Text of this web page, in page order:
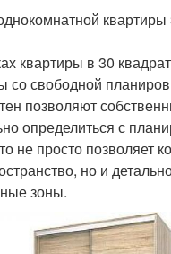
квартиры
квартиры в 30
со свободной
позволяют
определиться с
не просто позволяет
но и
зоны.